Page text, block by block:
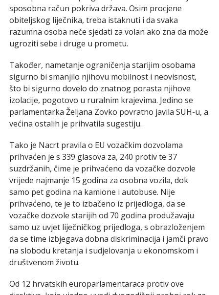
sposobna račun pokriva država. Osim procjene
obiteljskog liječnika, treba istaknuti i da svaka
razumna osoba neće sjedati za volan ako zna da može
ugroziti sebe i druge u prometu.
Također, nametanje ograničenja starijim osobama
sigurno bi smanjilo njihovu mobilnost i neovisnost,
što bi sigurno dovelo do znatnog porasta njihove
izolacije, pogotovo u ruralnim krajevima. Jedino se
parlamentarka Željana Zovko povratno javila SUH-u, a
većina ostalih je prihvatila sugestiju.
Tako je Nacrt pravila o EU vozačkim dozvolama
prihvaćen je s 339 glasova za, 240 protiv te 37
suzdržanih, čime je prihvaćeno da vozačke dozvole
vrijede najmanje 15 godina za osobna vozila, dok
samo pet godina na kamione i autobuse. Nije
prihvaćeno, te je to izbačeno iz prijedloga, da se
vozačke dozvole starijih od 70 godina produžavaju
samo uz uvjet liječničkog prijedloga, s obrazloženjem
da se time izbjegava dobna diskriminacija i jamči pravo
na slobodu kretanja i sudjelovanja u ekonomskom i
društvenom životu.
Od 12 hrvatskih europarlamentaraca protiv ove